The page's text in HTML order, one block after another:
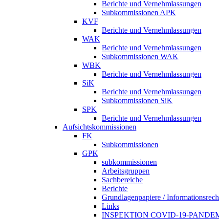
Berichte und Vernehmlassungen
Subkommissionen APK
KVF
Berichte und Vernehmlassungen
WAK
Berichte und Vernehmlassungen
Subkommissionen WAK
WBK
Berichte und Vernehmlassungen
SiK
Berichte und Vernehmlassungen
Subkommissionen SiK
SPK
Berichte und Vernehmlassungen
Aufsichtskommissionen
FK
Subkommissionen
GPK
subkommissionen
Arbeitsgruppen
Sachbereiche
Berichte
Grundlagenpapiere /
Links
INSPEKTION COVID-19-